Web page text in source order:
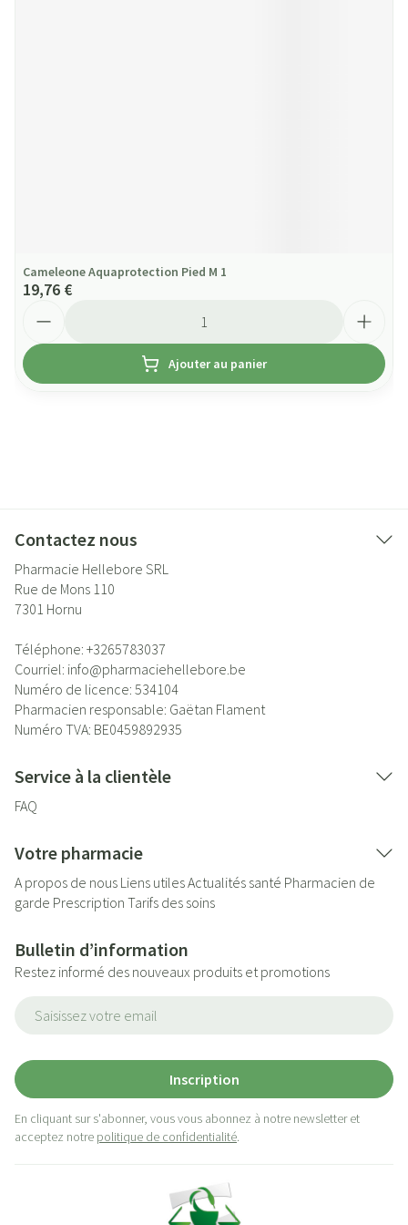
Cameleone Aquaprotection Pied M 1
19,76 €
Ajouter au panier
Contactez nous
Pharmacie Hellebore SRL
Rue de Mons 110
7301 Hornu
Téléphone: +3265783037
Courriel: info@pharmaciehellebore.be
Numéro de licence: 534104
Pharmacien responsable: Gaëtan Flament
Numéro TVA: BE0459892935
Service à la clientèle
FAQ
Votre pharmacie
A propos de nous Liens utilesActualités santé Pharmacien de
garde Prescription Tarifs des soins
Bulletin d’information
Restez informé des nouveaux produits et promotions
Inscription
En cliquant sur s'abonner, vous vous abonnez à notre newsletter et
acceptez notre politique de confidentialité.